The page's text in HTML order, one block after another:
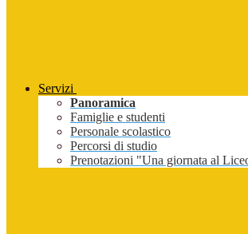
Servizi
Panoramica
Famiglie e studenti
Personale scolastico
Percorsi di studio
Prenotazioni "Una giornata al